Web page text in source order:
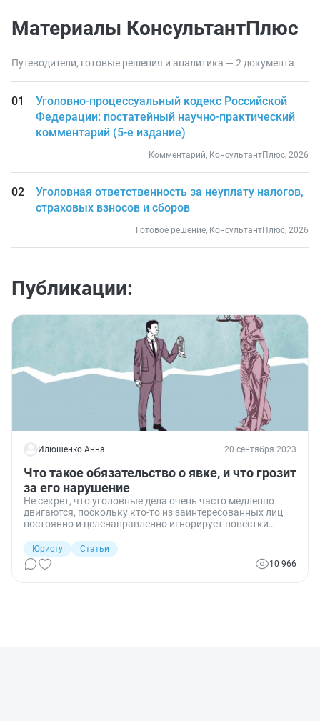
Материалы КонсультантПлюс
Путеводители, готовые решения и аналитика — 2 документа
Уголовно-процессуальный кодекс Российской
Федерации: постатейный научно-практический
комментарий (5-е издание)
Комментарий, КонсультантПлюс, 2026
Уголовная ответственность за неуплату налогов,
страховых взносов и сборов
Готовое решение, КонсультантПлюс, 2026
Публикации:
Илюшенко Анна 20 сентября 2023
Что такое обязательство о явке, и что грозит
за его нарушение
Не секрет, что уголовные дела очень часто медленно
двигаются, поскольку кто-то из заинтересованных лиц
постоянно и целенаправленно игнорирует повестки
такого нерадивого участника уголовного дела —
следственные или судебные органы вправе применить к
этому лицу принудительные меры, в
Юристу
Статьи
10 966